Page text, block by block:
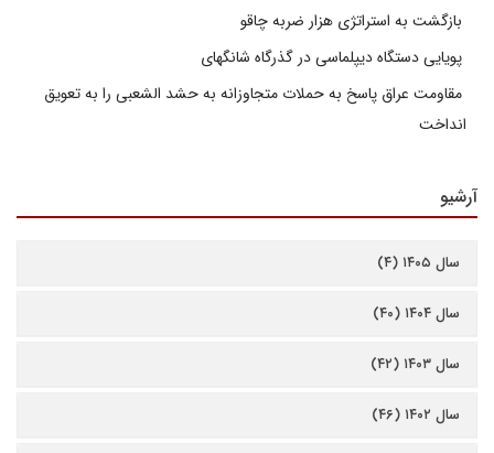
بازگشت به استراتژی هزار ضربه چاقو
پویایی دستگاه دیپلماسی در گذرگاه شانگهای
مقاومت عراق پاسخ به حملات متجاوزانه به حشد الشعبی را به تعویق
انداخت
آرشیو
سال ۱۴۰۵ (۴)
سال ۱۴۰۴ (۴۰)
سال ۱۴۰۳ (۴۲)
سال ۱۴۰۲ (۴۶)